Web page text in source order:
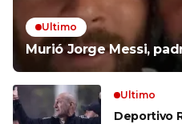
Ultimo
Murió Jorge Messi,
Ultimo
Deportivo